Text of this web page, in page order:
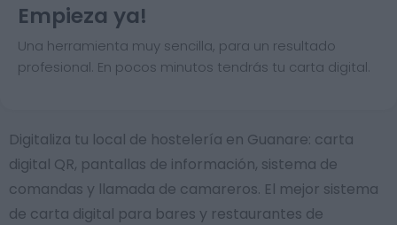
Empieza ya!
Una herramienta muy sencilla, para un resultado
profesional. En pocos minutos tendrás tu carta digital.
Digitaliza tu local de hostelería en Guanare: carta
digital QR, pantallas de información, sistema de
comandas y llamada de camareros. El mejor sistema
de carta digital para bares y restaurantes de